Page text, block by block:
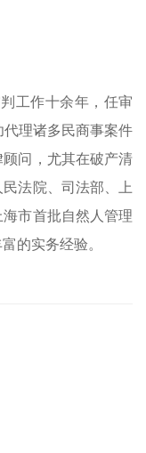
工作十余年，任审
理诸多民商事案件
问，尤其在破产清
法院、司法部、上
市首批自然人管理
的实务经验。